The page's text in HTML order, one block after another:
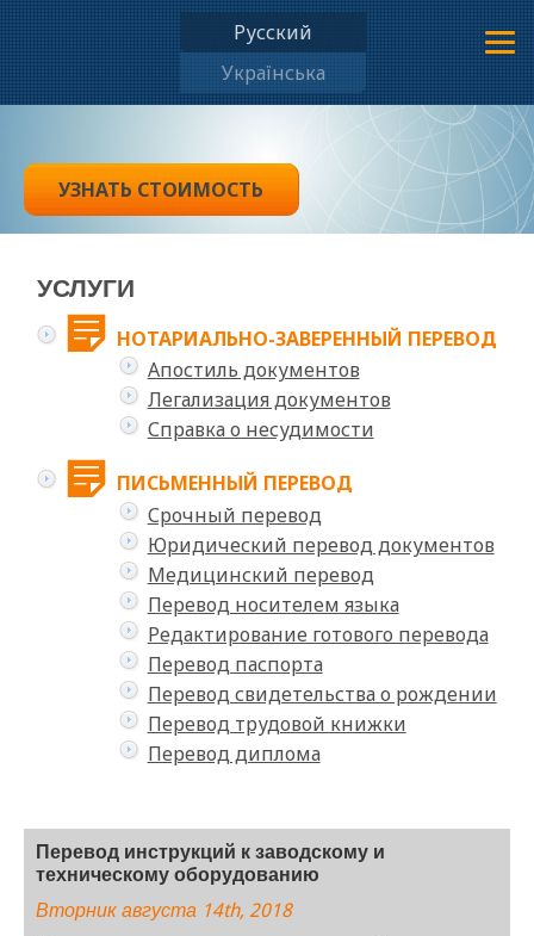
Русский
Українська
УЗНАТЬ СТОИМОСТЬ
УСЛУГИ
НОТАРИАЛЬНО-ЗАВЕРЕННЫЙ ПЕРЕВОД
Апостиль документов
Легализация документов
Справка о несудимости
ПИСЬМЕННЫЙ ПЕРЕВОД
Срочный перевод
Юридический перевод документов
Медицинский перевод
Перевод носителем языка
Редактирование готового перевода
Перевод паспорта
Перевод свидетельства о рождении
Перевод трудовой книжки
Перевод диплома
Перевод инструкций к заводскому и
техническому оборудованию
Вторник августа 14th, 2018